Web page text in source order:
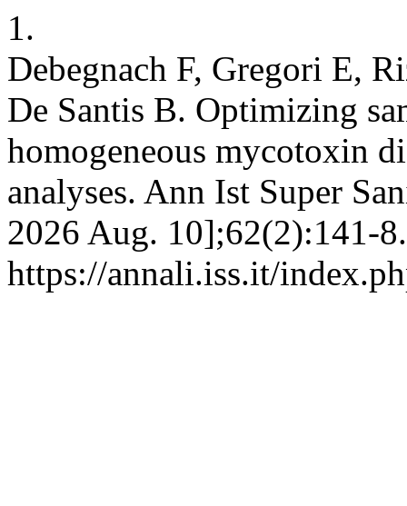
1.
Debegnach F, Gregori E,
De Santis B. Optimizing
homogeneous mycotoxin
analyses. Ann Ist Super
2026 Aug. 10];62(2):141-
https://annali.iss.it/